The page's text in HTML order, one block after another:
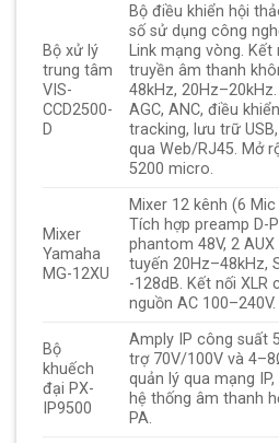
Bộ xử lý
trung tâm
VIS-
CCD2500-
D
Bộ điều khiển hội
số sử dụng công
Link mạng vòng. Kết
truyền âm thanh
48kHz,
AGC, ANC, điều
tracking, lưu trữ
qua Web/RJ45. Mở
5200 micro.
Mixer
Yamaha
MG-12XU
Mixer 12 kênh (6
Tích hợp preamp D-
phantom 48V, 2 AUX
tuyến 20Hz–48kHz,
-128dB. Kết nối XLR
nguồn AC 100–240V.
Bộ
khuếch
đại PX-
IP9500
Amply IP công suất
trợ 70V/100V và
quản lý qua mạng IP,
hệ thống âm thanh
PA.